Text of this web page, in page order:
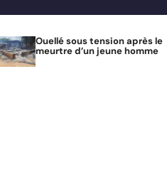
Ouellé sous tension après le
meurtre d’un jeune homme